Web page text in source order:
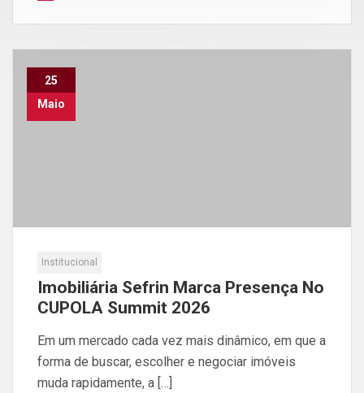
25
Maio
Institucional
Imobiliária Sefrin Marca Presença No
CUPOLA Summit 2026
Em um mercado cada vez mais dinâmico, em que a
forma de buscar, escolher e negociar imóveis
muda rapidamente, a […]